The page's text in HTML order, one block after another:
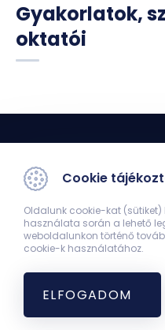
Gyakorlatok,
oktatói
Élettani
Új elméleti
Cookie
Oldalunk cookie-kat
használata során a lehető
weboldalunkon történő
cookie-k használatához.
ELFOGADOM